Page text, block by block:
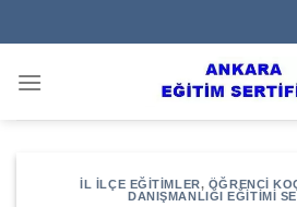
to
İL İLÇE EĞITIMLER, ÖĞRENCI
DANIŞMANLIĞI EĞITIMI